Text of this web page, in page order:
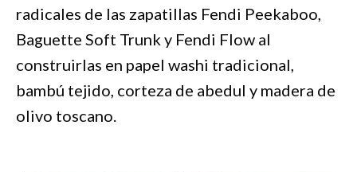
radicales de las zapatillas Fendi Peekaboo,
Baguette Soft Trunk y Fendi Flow al
construirlas en papel washi tradicional,
bambú tejido, corteza de abedul y madera de
olivo toscano.